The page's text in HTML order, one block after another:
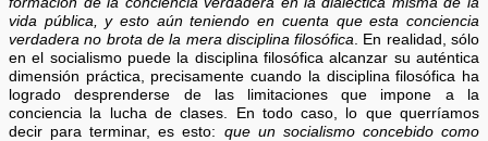
vida pública, y esto aún teniendo en cuenta que esta conciencia
verdadera no brota de la mera disciplina filosófica . En realidad, sólo
en el socialismo puede la disciplina filosófica alcanzar su auténtica
dimensión práctica, precisamente cuando la disciplina filosófica ha
logrado desprenderse de las limitaciones que impone a la
conciencia la lucha de clases. En todo caso, lo que querríamos
decir para terminar, es esto: que un socialismo concebido como